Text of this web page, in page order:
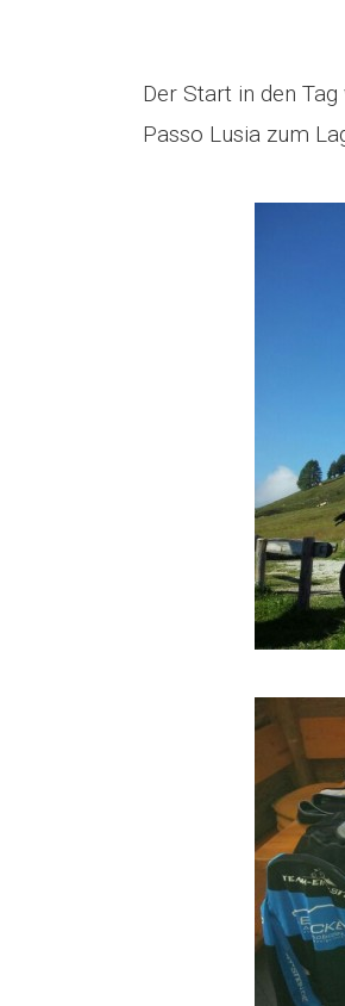
Der Start in den
Passo Lusia zum